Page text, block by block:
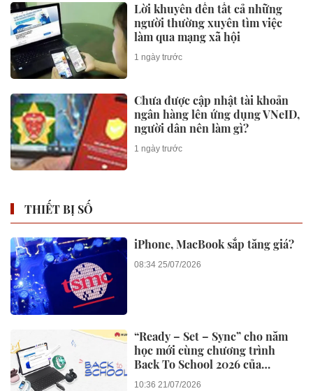
Lời khuyên đến tất cả những
người thường xuyên tìm việc
làm qua mạng xã hội
1 ngày trước
Chưa được cập nhật tài khoản
ngân hàng lên ứng dụng VNeID,
người dân nên làm gì?
1 ngày trước
THIẾT BỊ SỐ
iPhone, MacBook sắp tăng giá?
08:34 25/07/2026
“Ready – Set – Sync” cho năm
học mới cùng chương trình
Back To School 2026 của
Huawei
10:36 21/07/2026